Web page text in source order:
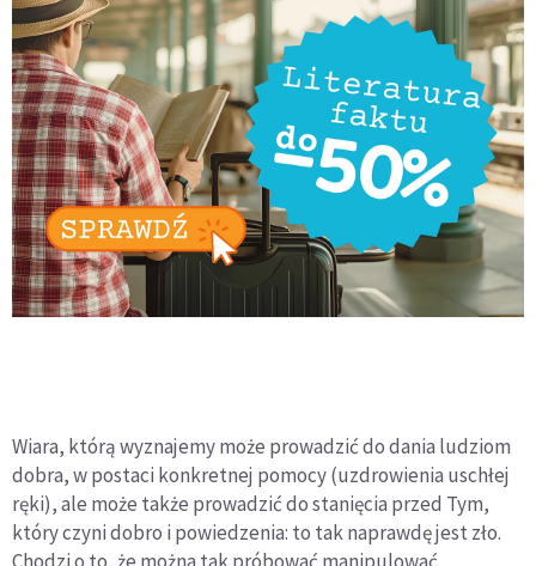
Wiara, którą wyznajemy może prowadzić do dania ludziom
dobra, w postaci konkretnej pomocy (uzdrowienia uschłej
ręki), ale może także prowadzić do stanięcia przed Tym,
który czyni dobro i powiedzenia: to tak naprawdę jest zło.